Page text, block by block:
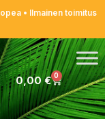
• Ilmainen toimitus
0,00€ 0